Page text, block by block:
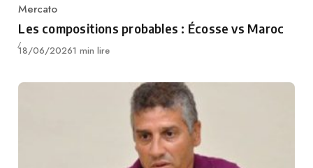
Category
Mercato
Les compositions probables : Écosse vs Maroc
Publié
18/06/20261 min lire